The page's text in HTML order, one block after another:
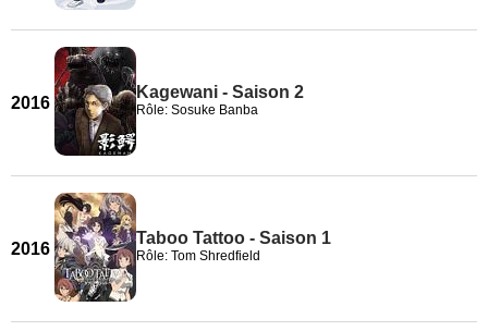
2016
Kagewani - Saison 2
Rôle: Sosuke Banba
2016
Taboo Tattoo - Saison 1
Rôle: Tom Shredfield